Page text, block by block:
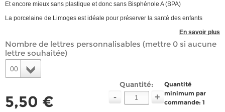
Et encore mieux sans plastique et donc sans Bisphénole A (BPA)
La porcelaine de Limoges est idéale pour préserver la santé des enfants
En savoir plus
Nombre de lettres personnalisables (mettre 0 si aucune
lettre souhaitée)
00
5,50 €
Quantité:
- +
Quantité
minimum par
commande: 1